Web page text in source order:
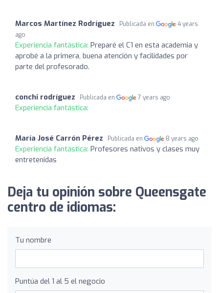
Marcos Martínez Rodríguez Publicada en
4 years
ago
Experiencia fantástica: Preparé el C1 en esta academia y
aprobé a la primera, buena atención y facilidades por
parte del profesorado.
conchi rodríguez Publicada en 7 years ago
Experiencia fantástica:
María José Carrón Pérez Publicada en 8 years ago
Experiencia fantástica: Profesores nativos y clases muy
entretenidas
Deja tu opinión sobre Queensgate
centro de idiomas:
Tu nombre
Puntúa del 1 al 5 el negocio